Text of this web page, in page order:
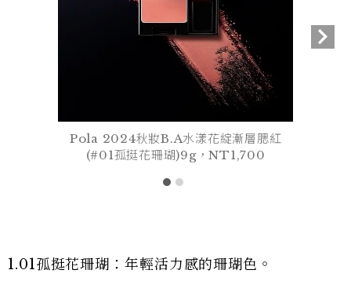
Pola 2024秋妝B.A水漾花綻漸層腮紅
(#01孤挺花珊瑚)9g，NT1,700
1.01孤挺花珊瑚：年輕活力感的珊瑚色。